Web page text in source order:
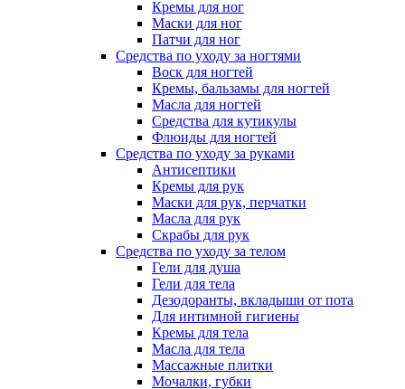
Кремы для ног
Маски для ног
Патчи для ног
Средства по уходу за ногтями
Воск для ногтей
Кремы, бальзамы для ногтей
Масла для ногтей
Средства для кутикулы
Флюиды для ногтей
Средства по уходу за руками
Антисептики
Кремы для рук
Маски для рук, перчатки
Масла для рук
Скрабы для рук
Средства по уходу за телом
Гели для душа
Гели для тела
Дезодоранты, вкладыши от пота
Для интимной гигиены
Кремы для тела
Масла для тела
Массажные плитки
Мочалки, губки